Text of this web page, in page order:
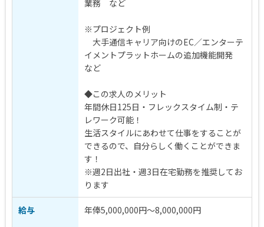
業務 など
※プロジェクト例
大手通信キャリア向けのEC／エンターテ
イメントプラットホームの追加機能開発
など
◆この求人のメリット
年間休日125日・フレックスタイム制・テ
レワーク可能！
生活スタイルにあわせて仕事をすることが
できるので、自分らしく働くことができま
す！
※週2日出社・週3日在宅勤務を推奨してお
ります
給与 年俸5,000,000円～8,000,000円